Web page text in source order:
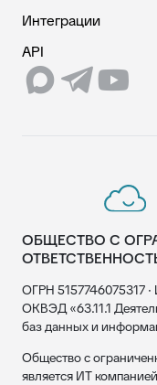
Интеграции
API
ОБЩЕСТВО С
ОГРН 5157746075317
ОКВЭД «63.11.1
баз данных и
Общество с
является ИТ